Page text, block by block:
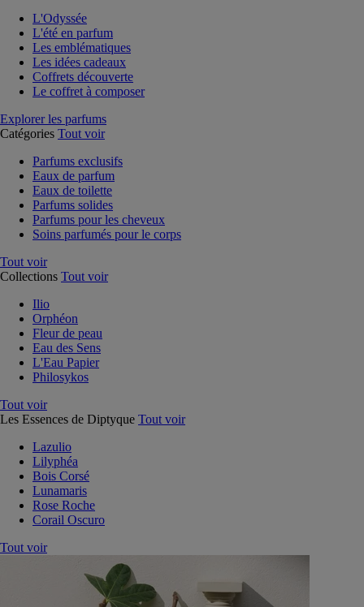
L'Odyssée
L'été en parfum
Les emblématiques
Les idées cadeaux
Coffrets découverte
Le coffret à composer
Explorer les parfums
Catégories Tout voir
Parfums exclusifs
Eaux de parfum
Eaux de toilette
Parfums solides
Parfums pour les cheveux
Soins parfumés pour le corps
Tout voir
Collections Tout voir
Ilio
Orphéon
Fleur de peau
Eau des Sens
L'Eau Papier
Philosykos
Tout voir
Les Essences de Diptyque Tout voir
Lazulio
Lilyphéa
Bois Corsé
Lunamaris
Rose Roche
Corail Oscuro
Tout voir